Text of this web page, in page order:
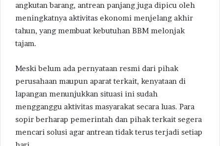
angkutan barang, antrean panjang juga dipicu oleh
meningkatnya aktivitas ekonomi menjelang akhir
tahun, yang membuat kebutuhan BBM melonjak
tajam.
Meski belum ada pernyataan resmi dari pihak
perusahaan maupun aparat terkait, kenyataan di
lapangan menunjukkan situasi ini sudah
mengganggu aktivitas masyarakat secara luas. Para
sopir berharap pemerintah dan pihak terkait segera
mencari solusi agar antrean tidak terus terjadi setiap